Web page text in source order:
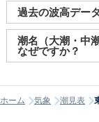
2011～2027年ま
調べることができ
日の出・日の入り
過去の波高デー
大変申し訳ござい
関してはご提供し
潮名（大潮・中
なぜですか？
何日まで大潮」と
のため、サイトが
ホーム 気象 潮見表